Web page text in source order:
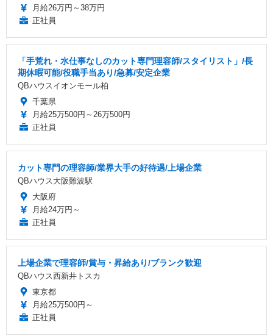
月給26万円～38万円
正社員
「手荒れ・水仕事なしのカット専門理容師/スタイリスト」/長
期休暇可能/役職手当あり/急募/安定企業
QBハウスイオンモール柏
千葉県
月給25万500円～26万500円
正社員
カット専門の理容師/業界大手の好待遇/上場企業
QBハウス大阪難波駅
大阪府
月給24万円～
正社員
上場企業で理容師/賞与・昇給あり/ブランク歓迎
QBハウス西新井トスカ
東京都
月給25万500円～
正社員